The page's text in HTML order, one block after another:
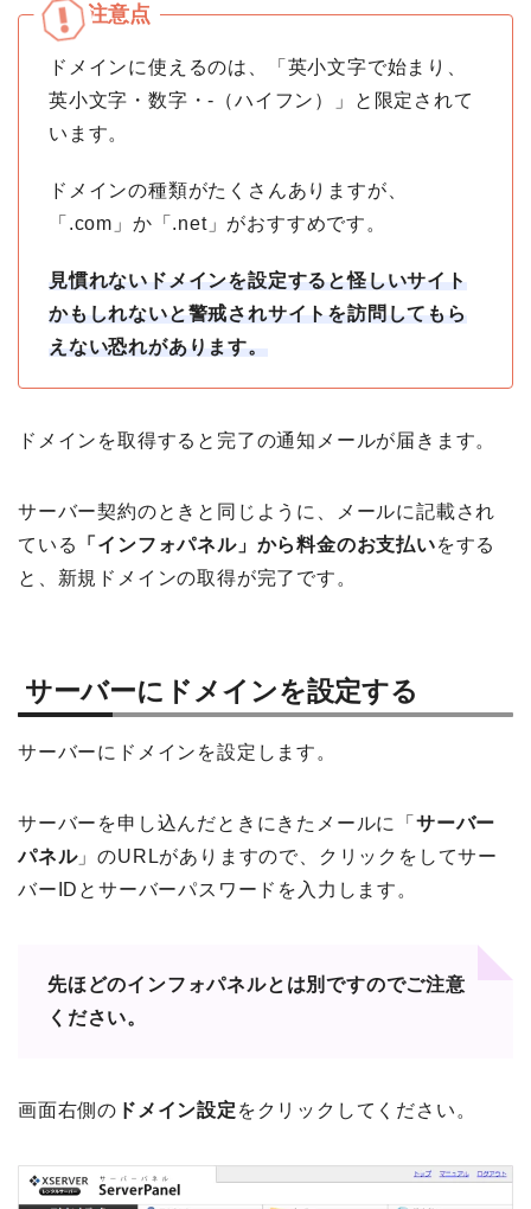
ドメインに使えるのは、「英小文字で始まり、
英小文字・数字・-（ハイフン）」と限定されて
います。
ドメインの種類がたくさんありますが、
「.com」か「.net」がおすすめです。
見慣れないドメインを設定すると怪しいサイト
かもしれないと警戒されサイトを訪問してもら
えない恐れがあります。
ドメインを取得すると完了の通知メールが届きます。
サーバー契約のときと同じように、メールに記載され
ている
「 インフォパネル」から料金のお支払いをする
と、新規ドメインの取得が完了です。
サーバーにドメインを設定する
サーバーにドメインを設定します。
サーバーを申し込んだときにきたメールに「 サーバー
パネル」のURLがありますので、クリックをしてサー
バーIDとサーバーパスワードを入力します。
先ほどのインフォパネルとは別ですのでご注意
ください。
画面右側の ドメイン設定 をクリックしてください。